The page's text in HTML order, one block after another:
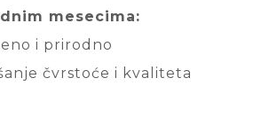
mesecima:
i prirodno
čvrstoće i kvaliteta